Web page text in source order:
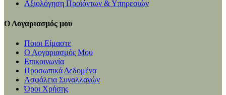
Αξιολόγηση Προϊόντων & Υπηρεσιών
Ο Λογαριασμός μου
Ποιοι Είμαστε
Ο Λογαριασμός Μου
Επικοινωνία
Προσωπικά Δεδομένα
Ασφάλεια Συναλλαγών
Όροι Χρήσης